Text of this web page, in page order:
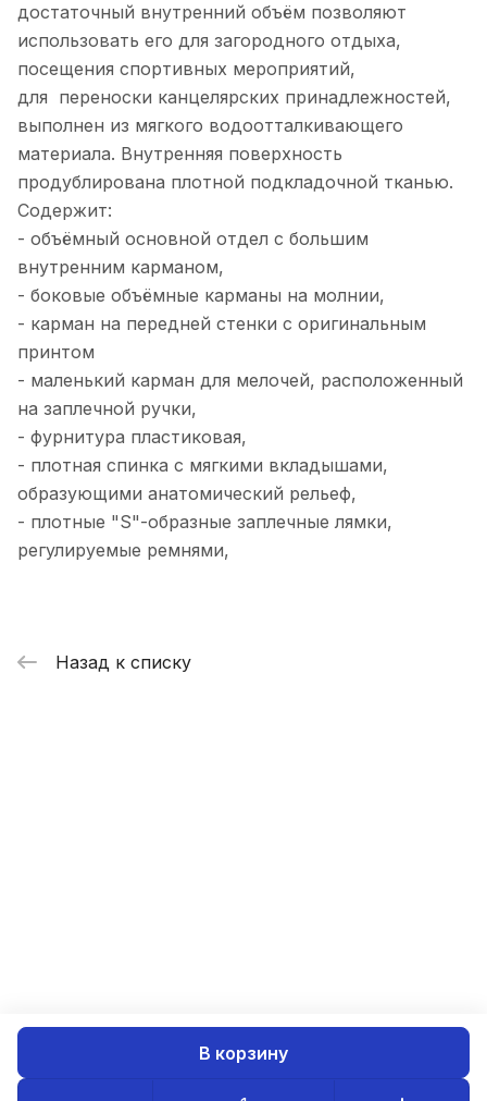
В корзину
достаточный внутренний объём позволяют
использовать его для загородного отдыха,
посещения спортивных мероприятий,
для переноски канцелярских принадлежностей,
выполнен из мягкого водоотталкивающего
материала. Внутренняя поверхность
продублирована плотной подкладочной тканью.
Содержит:
- объёмный основной отдел с большим
внутренним карманом,
- боковые объёмные карманы на молнии,
- карман на передней стенки с оригинальным
принтом
- маленький карман для мелочей, расположенный
на заплечной ручки,
- фурнитура пластиковая,
- плотная спинка с мягкими вкладышами,
образующими анатомический рельеф,
- плотные "S"-образные заплечные лямки,
регулируемые ремнями,
Назад к списку